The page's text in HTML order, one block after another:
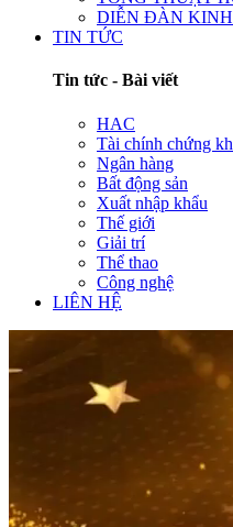
DIỄN ĐÀN
TIN TỨC
Tin tức - Bài viết
HAC
Tài chính chứng
Ngân hàng
Bất động sản
Xuất nhập khẩu
Thế giới
Giải trí
Thể thao
Công nghệ
LIÊN HỆ